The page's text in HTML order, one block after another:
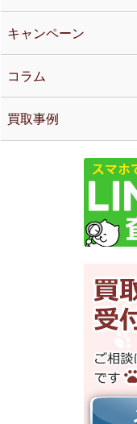
キャンペーン
コラム
買取事例